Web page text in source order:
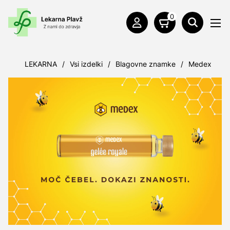
0
LEKARNA / Vsi izdelki / Blagovne znamke / Medex